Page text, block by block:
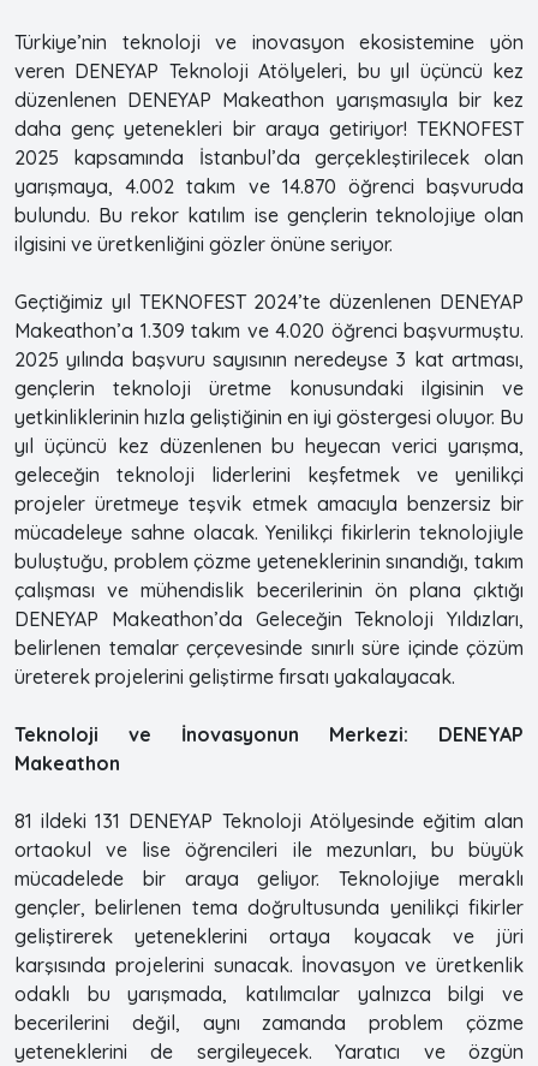
Türkiye’nin teknoloji ve inovasyon ekosistemine yön
veren DENEYAP Teknoloji Atölyeleri, bu yıl üçüncü kez
düzenlenen DENEYAP Makeathon yarışmasıyla bir kez
daha genç yetenekleri bir araya getiriyor! TEKNOFEST
2025 kapsamında İstanbul’da gerçekleştirilecek olan
yarışmaya, 4.002 takım ve 14.870 öğrenci başvuruda
bulundu. Bu rekor katılım ise gençlerin teknolojiye olan
ilgisini ve üretkenliğini gözler önüne seriyor.
Geçtiğimiz yıl TEKNOFEST 2024’te düzenlenen DENEYAP
Makeathon’a 1.309 takım ve 4.020 öğrenci başvurmuştu.
2025 yılında başvuru sayısının neredeyse 3 kat artması,
gençlerin teknoloji üretme konusundaki ilgisinin ve
yetkinliklerinin hızla geliştiğinin en iyi göstergesi oluyor. Bu
yıl üçüncü kez düzenlenen bu heyecan verici yarışma,
geleceğin teknoloji liderlerini keşfetmek ve yenilikçi
projeler üretmeye teşvik etmek amacıyla benzersiz bir
mücadeleye sahne olacak. Yenilikçi fikirlerin teknolojiyle
buluştuğu, problem çözme yeteneklerinin sınandığı, takım
çalışması ve mühendislik becerilerinin ön plana çıktığı
DENEYAP Makeathon’da Geleceğin Teknoloji Yıldızları,
belirlenen temalar çerçevesinde sınırlı süre içinde çözüm
üreterek projelerini geliştirme fırsatı yakalayacak.
Teknoloji ve İnovasyonun Merkezi: DENEYAP
Makeathon
81 ildeki 131 DENEYAP Teknoloji Atölyesinde eğitim alan
ortaokul ve lise öğrencileri ile mezunları, bu büyük
mücadelede bir araya geliyor. Teknolojiye meraklı
gençler, belirlenen tema doğrultusunda yenilikçi fikirler
geliştirerek yeteneklerini ortaya koyacak ve jüri
karşısında projelerini sunacak. İnovasyon ve üretkenlik
odaklı bu yarışmada, katılımcılar yalnızca bilgi ve
becerilerini değil, aynı zamanda problem çözme
yeteneklerini de sergileyecek. Yaratıcı ve özgün